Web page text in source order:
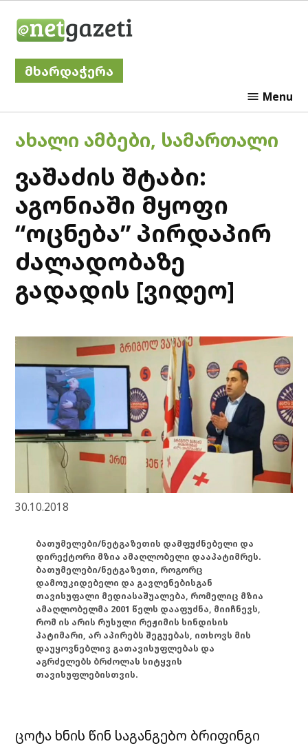
მხარდაჭერა
Menu
POSTED
ᲐᲮᲐᲚᲘ ᲐᲛᲑᲔᲑᲘ, ᲡᲐᲛᲐᲠᲗᲐᲚᲘ
ვაშაძის შტაბი:
აგონიაში მყოფი
“ოცნება” პირდაპირ
ძალადობაზე
გადადის [ვიდეო]
30.10.2018
ბათუმელები/ნეტგაზეთის დამფუძნებელი და
დირექტორი მზია ამაღლობელი დააპატიმრეს.
ბათუმელები/ნეტგაზეთი, როგორც
დამოუკიდებელი და გავლენებისგან
თავისუფალი მედიასაშუალება, რომელიც მზია
ამაღლობელმა 2001 წელს დააფუძნა, მიიჩნევს,
რომ ის არის რუსული რეჟიმის სინდისის
პატიმარი, არ აპირებს შეგუებას, ითხოვს მის
დაუყოვნებლივ გათავისუფლებას და
აგრძელებს ბრძოლას სიტყვის
თავისუფლებისთვის.
ცოტა ხნის წინ საგანგებო ბრიფინგი